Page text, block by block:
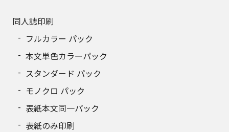
200
210
220
230
240
同人誌印刷
フルカラー パック
本文単色カラーパック
スタンダード パック
モノクロ パック
表紙本文同一パック
表紙のみ印刷